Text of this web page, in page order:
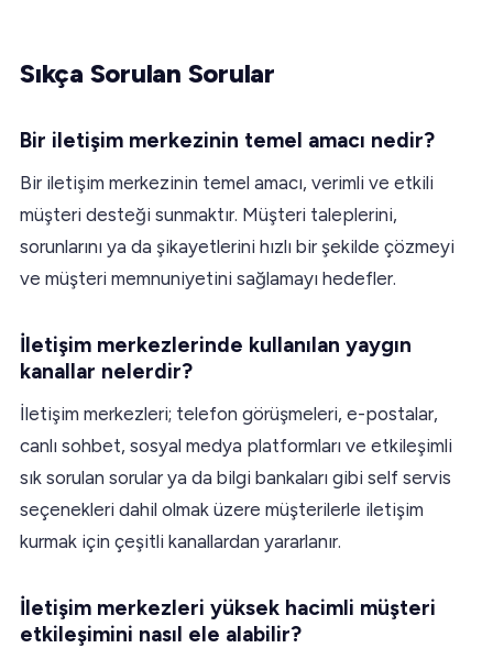
Sıkça Sorulan Sorular
Bir iletişim merkezinin temel amacı nedir?
Bir iletişim merkezinin temel amacı, verimli ve etkili
müşteri desteği sunmaktır. Müşteri taleplerini,
sorunlarını ya da şikayetlerini hızlı bir şekilde çözmeyi
ve müşteri memnuniyetini sağlamayı hedefler.
İletişim merkezlerinde kullanılan yaygın
kanallar nelerdir?
İletişim merkezleri; telefon görüşmeleri, e-postalar,
canlı sohbet, sosyal medya platformları ve etkileşimli
sık sorulan sorular ya da bilgi bankaları gibi self servis
seçenekleri dahil olmak üzere müşterilerle iletişim
kurmak için çeşitli kanallardan yararlanır.
İletişim merkezleri yüksek hacimli müşteri
etkileşimini nasıl ele alabilir?